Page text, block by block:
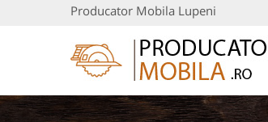
Producator Mobila Lupeni